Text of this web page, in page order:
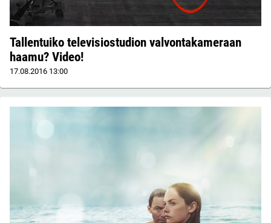
Tallentuiko televisiostudion valvontakameraan
haamu? Video!
17.08.2016 13:00